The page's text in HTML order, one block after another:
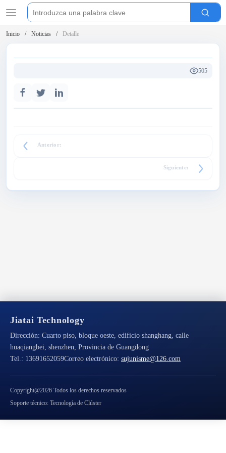
Inicio Noticias Detalle
505
Anterior:
Siguiente:
Jiatai Technology
Dirección: Cuarto piso, bloque oeste, edificio shanghang, calle
huaqiangbei, shenzhen, Provincia de Guangdong
Tel.: 13691652059Correo electrónico: sujunisme@126.com
Copyright@2026 Todos los derechos reservados
Soporte técnico: Tecnología de Clúster